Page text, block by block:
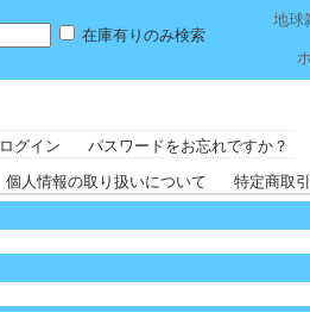
在庫有りのみ検索
地球
ログイン パスワードをお忘れですか？
個人情報の取り扱いについて 特定商取